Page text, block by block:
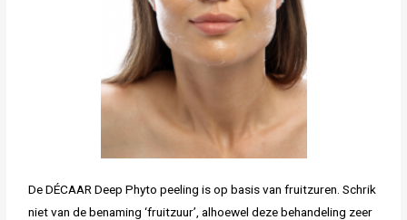
De DÉCAAR Deep Phyto peeling is op basis van fruitzuren. Schrik
niet van de benaming ‘fruitzuur’, alhoewel deze behandeling zeer